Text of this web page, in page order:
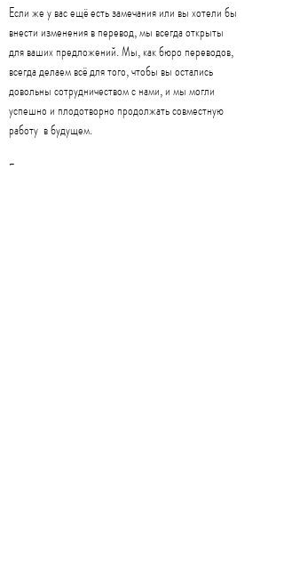
Если же у вас ещё есть замечания или вы хотели бы
внести изменения в перевод, мы всегда открыты
для ваших предложений. Мы, как бюро переводов,
всегда делаем всё для того, чтобы вы остались
довольны сотрудничеством с нами, и мы могли
успешно и плодотворно продолжать совместную
работу в будущем.
Если вы намереваетесь сотрудничать с нами на